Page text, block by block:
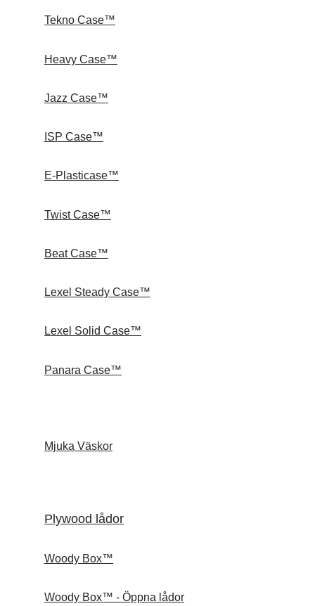
Tekno Case™
Heavy Case™
Jazz Case™
ISP Case™
E-Plasticase™
Twist Case™
Beat Case™
Lexel Steady Case™
Lexel Solid Case™
Panara Case™
Mjuka Väskor
Plywood lådor
Woody Box™
Woody Box™ - Öppna lådor